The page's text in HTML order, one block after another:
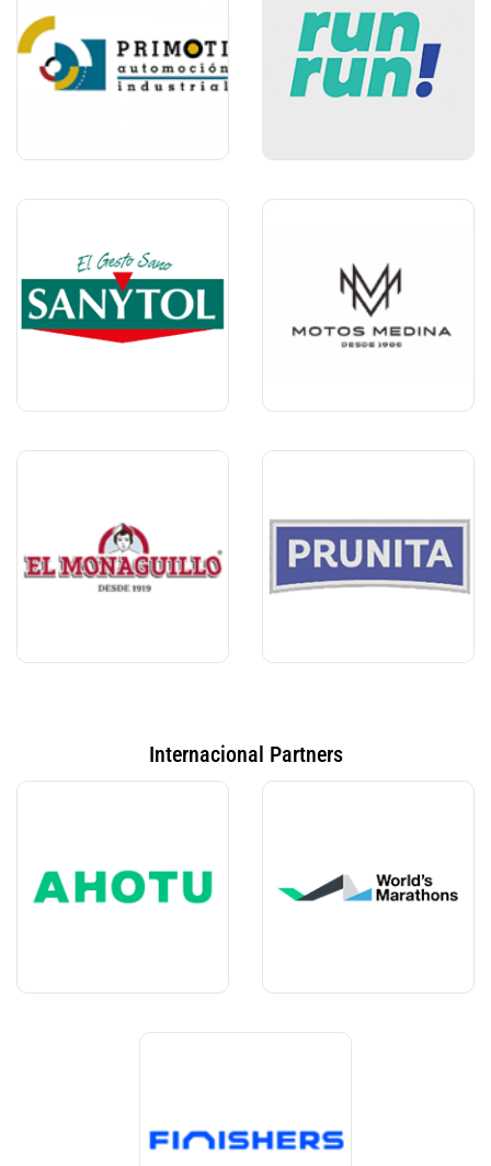
Internacional Partners